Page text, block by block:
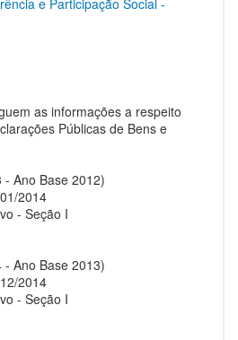
e Participação Social -
as informações a respeito
Públicas de Bens e
Ano Base 2012)
2014
- Seção I
Ano Base 2013)
2014
- Seção I